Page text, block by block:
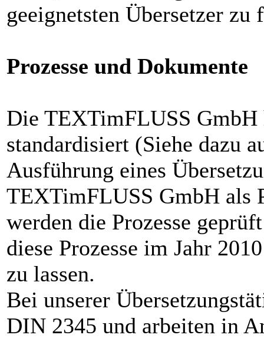
geeignetsten Übersetzer zu
Prozesse und Dokumente
Die TEXTimFLUSS
standardisiert (Siehe dazu
Ausführung eines
TEXTimFLUSS GmbH als
werden die Prozesse
diese Prozesse im Jahr
zu lassen.
Bei unserer
DIN 2345 und arbeiten in